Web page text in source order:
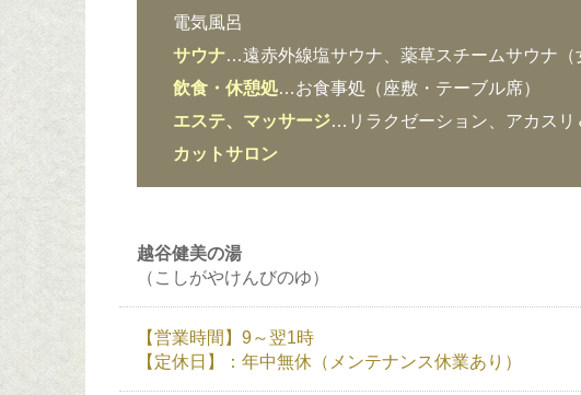
電気風呂
サウナ…遠赤外線塩サウナ、薬草スチームサウナ（
飲食・休憩処…お食事処（座敷・テーブル席）
エステ、マッサージ…リラクゼーション、アカスリ
カットサロン
越谷健美の湯
（こしがやけんびのゆ）
【営業時間】9～翌1時
【定休日】：年中無休（メンテナンス休業あり）